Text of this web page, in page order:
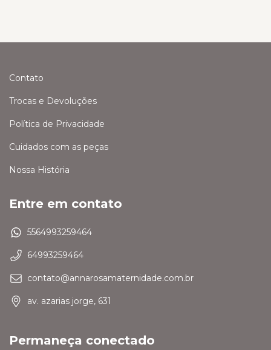
Contato
Trocas e Devoluções
Política de Privacidade
Cuidados com as peças
Nossa História
Entre em contato
5564993259464
64993259464
contato@annarosamaternidade.com.br
av. azarias jorge, 631
Permaneça conectado